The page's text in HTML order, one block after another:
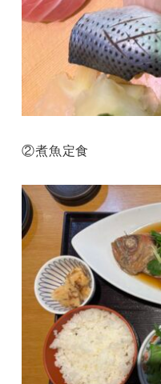
②煮魚定食